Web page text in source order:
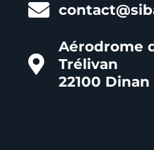
Aérodrome
Trélivan
22100 Dinan